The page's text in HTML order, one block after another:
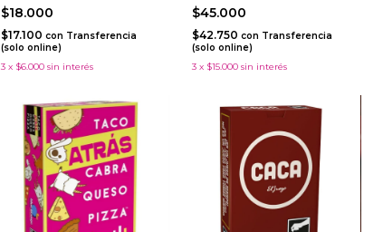
$18.000
$17.100 con Transferencia
(solo online)
3 x $6.000 sin interés
$45.000
$42.750con Transferencia
(solo online)
3 x $15.000 sin interés